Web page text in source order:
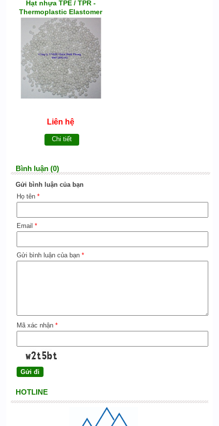
Hạt nhựa TPE / TPR -
Thermoplastic Elastomer
Liên hệ
Chi tiết
Bình luận (0)
Gửi bình luận của bạn
Họ tên *
Email *
Gửi bình luận của bạn *
Mã xác nhận *
HOTLINE